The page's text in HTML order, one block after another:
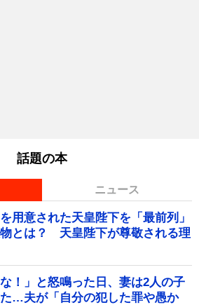
話題の本
ニュース
用意された天皇陛下を「最前列」
とは？ 天皇陛下が尊敬される理
な！」と怒鳴った日、妻は2人の子
…夫が「自分の犯した罪や愚か